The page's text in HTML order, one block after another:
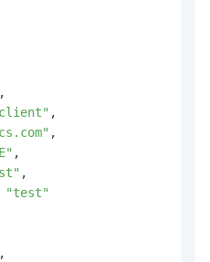
,
,
,
,
,
"test"
,